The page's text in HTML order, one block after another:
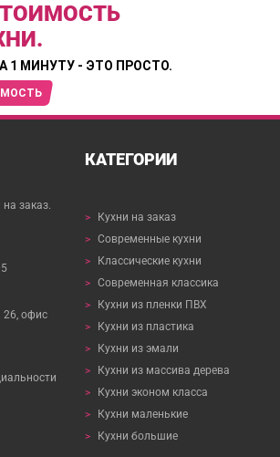
1 МИНУТУ - ЭТО ПРОСТО.
заказ.
26, офис
КАТЕГОРИИ
>
Кухни на заказ
> Современные кухни
>
Классические кухни
> Современная классика
>
Кухни из пленки ПВХ
>
Кухни из пластика
>
Кухни из эмали
>
Кухни из массива дерева
>
Кухни эконом класса
>
Кухни маленькие
>
Кухни большие